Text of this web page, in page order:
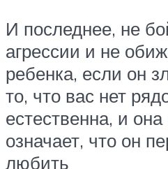
И последнее, не
агрессии и не
ребенка, если он
то, что вас нет
естественна, и
означает, что он
любить